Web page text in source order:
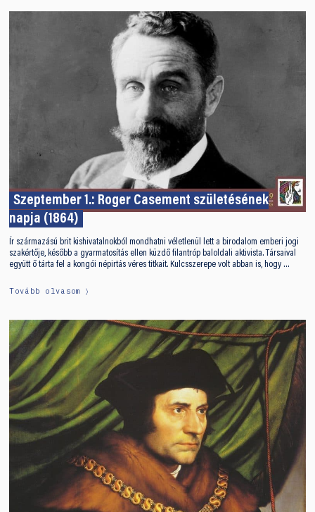
Szeptember 1.: Roger Casement születésének
napja (1864)
Ír származású brit kishivatalnokból mondhatni véletlenül lett a birodalom emberi jogi
szakértője, később a gyarmatosítás ellen küzdő filantróp baloldali aktivista. Társaival
együtt ő tárta fel a kongói népirtás véres titkait. Kulcsszerepe volt abban is, hogy …
Tovább olvasom